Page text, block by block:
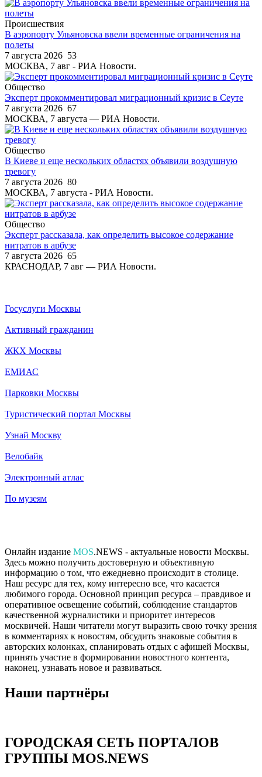
Происшествия
В аэропорту Ульяновска ввели временные ограничения на
полеты
7 августа 2026 53
МОСКВА, 7 авг - РИА Новости.
Общество
Эксперт прокомментировал миграционный кризис в Сеуте
7 августа 2026 67
МОСКВА, 7 августа — РИА Новости.
Общество
В Киеве и еще нескольких областях объявили воздушную
тревогу
7 августа 2026 80
МОСКВА, 7 августа - РИА Новости.
Общество
Эксперт рассказала, как определить высокое содержание
нитратов в арбузе
7 августа 2026 65
КРАСНОДАР, 7 авг — РИА Новости.
Госуслуги Москвы
Активный гражданин
ЖКХ Москвы
ЕМИАС
Парковки Москвы
Туристический портал Москвы
Узнай Москву
Велобайк
Электронный атлас
По музеям
Онлайн издание MOS.NEWS - актуальные новости Москвы.
Здесь можно получить достоверную и объективную
информацию о том, что ежедневно происходит в столице.
Наш ресурс для тех, кому интересно все, что касается
любимого города. Основной принцип ресурса – правдивое и
оперативное освещение событий, соблюдение стандартов
качественной журналистики и приоритет интересов
москвичей. Наши читатели могут выразить свою точку зрения
в комментариях к новостям, обсудить знаковые события в
авторских колонках, спланировать отдых с афишей Москвы,
принять участие в формировании новостного контента,
наконец, узнавать новое и развиваться.
Наши партнёры
ГОРОДСКАЯ СЕТЬ ПОРТАЛОВ
ГРУППЫ MOS.NEWS